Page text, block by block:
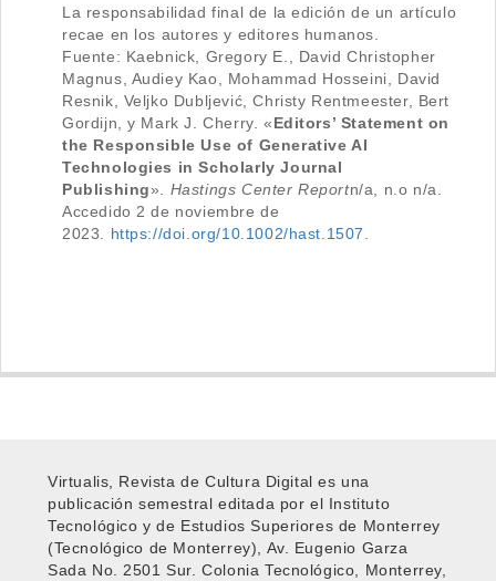
La responsabilidad final de la edición de un artículo
recae en los autores y editores humanos.
Fuente: Kaebnick, Gregory E., David Christopher
Magnus, Audiey Kao, Mohammad Hosseini, David
Resnik, Veljko Dubljević, Christy Rentmeester, Bert
Gordijn, y Mark J. Cherry. «Editors’ Statement on
the Responsible Use of Generative AI
Technologies in Scholarly Journal
Publishing». Hastings Center Reportn/a, n.o n/a.
Accedido 2 de noviembre de
2023. https://doi.org/10.1002/hast.1507
Virtualis, Revista de Cultura Digital es una
publicación semestral editada por el Instituto
Tecnológico y de Estudios Superiores de Monterrey
(Tecnológico de Monterrey), Av. Eugenio Garza
Sada No. 2501 Sur. Colonia Tecnológico, Monterrey,